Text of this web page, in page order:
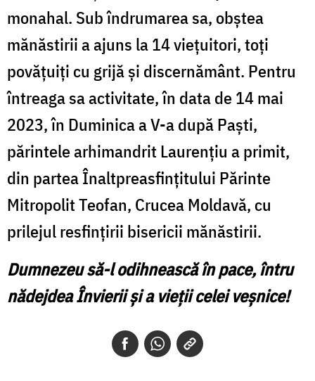
monahal. Sub îndrumarea sa, obștea
mănăstirii a ajuns la 14 viețuitori, toți
povățuiți cu grijă și discernământ. Pentru
întreaga sa activitate, în data de 14 mai
2023, în Duminica a V-a după Paști,
părintele arhimandrit Laurențiu a primit,
din partea Înaltpreasfințitului Părinte
Mitropolit Teofan, Crucea Moldavă, cu
prilejul resfințirii bisericii mănăstirii.
Dumnezeu să-l odihnească în pace, întru
nădejdea Învierii și a vieții celei veșnice!